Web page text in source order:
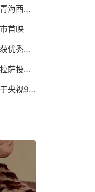
大型动画电影《格萨尔之磨练》在青海西宁首映
首映
西藏电影剧本《喜马拉雅舞者》荣获优秀剧本奖
援藏题材电影《雪域青春》在西藏拉萨投入拍摄
系列纪录片《跑马溜溜的云上》将于央视9频道首播